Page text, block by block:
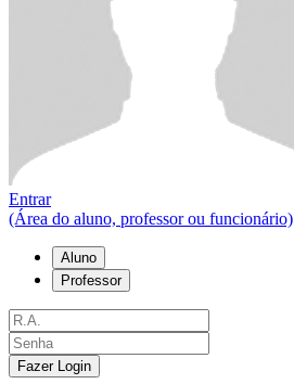
Entrar
(Área do aluno, professor ou funcionário)
Aluno
Professor
Fazer Login